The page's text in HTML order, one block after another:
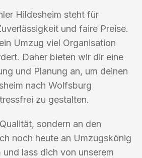
Hildesheim steht für
und faire Preise.
Umzug viel Organisation
Daher bieten wir dir eine
und Planung an, um deinen
nach Wolfsburg
zu gestalten.
sondern an den
noch heute an Umzugskönig
und lass dich von unserem